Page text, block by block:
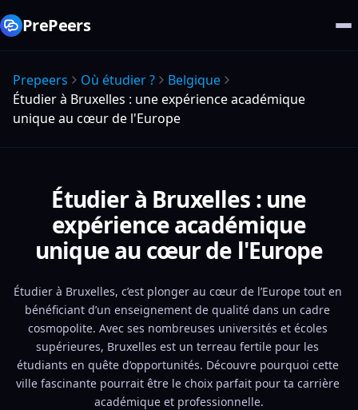
PrePeers
Prepeers Où étudier ?
Belgique
Étudier à Bruxelles : une expérience académique
unique au cœur de l'Europe
Étudier à Bruxelles : une
expérience académique
unique au cœur de l'Europe
Étudier à Bruxelles, c’est plonger au cœur de l’Europe tout en
bénéficiant d’un enseignement de qualité dans un cadre
cosmopolite. Avec ses nombreuses universités et écoles
supérieures, Bruxelles est un terreau fertile pour les
étudiants en quête d’opportunités. Découvre pourquoi cette
ville fascinante pourrait être le choix parfait pour ta carrière
académique et professionnelle.